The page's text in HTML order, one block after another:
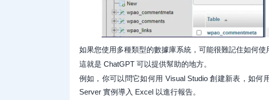
如果您使用多種類型的數據庫系統，可能很難記住如何使
這就是 ChatGPT 可以提供幫助的地方。
例如，你可以問它如何用 Visual Studio 創建新表，如何
Server 實例導入 Excel 以進行報告。